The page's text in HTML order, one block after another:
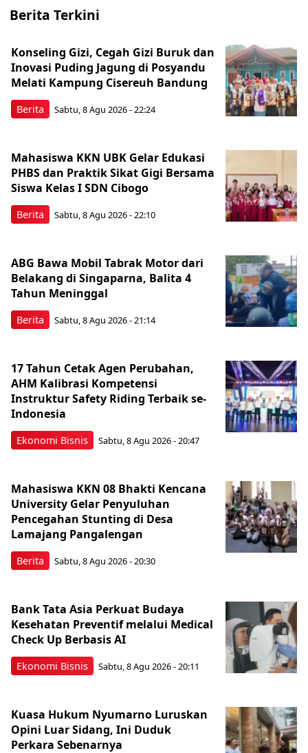
Berita Terkini
Berita
Konseling Gizi, Cegah Gizi Buruk dan
Inovasi Puding Jagung di Posyandu
Melati Kampung Cisereuh Bandung
Sabtu, 8 Agu 2026 - 22:24
Berita
Mahasiswa KKN UBK Gelar Edukasi
PHBS dan Praktik Sikat Gigi Bersama
Siswa Kelas I SDN Cibogo
Sabtu, 8 Agu 2026 - 22:10
Berita
ABG Bawa Mobil Tabrak Motor dari
Belakang di Singaparna, Balita 4
Tahun Meninggal
Sabtu, 8 Agu 2026 - 21:14
Ekonomi Bisnis
17 Tahun Cetak Agen Perubahan,
AHM Kalibrasi Kompetensi
Instruktur Safety Riding Terbaik se-
Indonesia
Sabtu, 8 Agu 2026 - 20:47
Berita
Mahasiswa KKN 08 Bhakti Kencana
University Gelar Penyuluhan
Pencegahan Stunting di Desa
Lamajang Pangalengan
Sabtu, 8 Agu 2026 - 20:30
Ekonomi Bisnis
Bank Tata Asia Perkuat Budaya
Kesehatan Preventif melalui Medical
Check Up Berbasis AI
Sabtu, 8 Agu 2026 - 20:11
Kuasa Hukum Nyumarno Luruskan
Opini Luar Sidang, Ini Duduk
Perkara Sebenarnya ​